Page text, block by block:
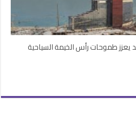
يعزز طموحات رأس الخيمة السياحية